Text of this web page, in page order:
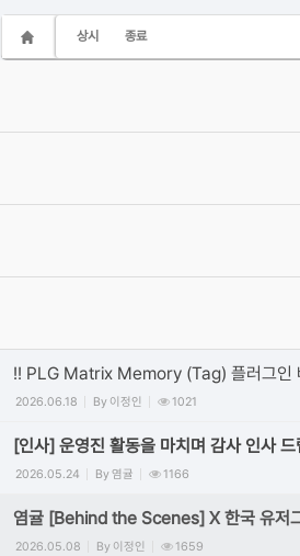
상시 종료
!! PLG Matrix Memory (Tag) 플러그인
2026.06.18 By 이정인 1021
[인사] 운영진 활동을 마치며 감사 인사 드
2026.05.24 By염귤 1166
염귤 [Behind the Scenes] X 한국 유저
2026.05.08 By 이정인 1659